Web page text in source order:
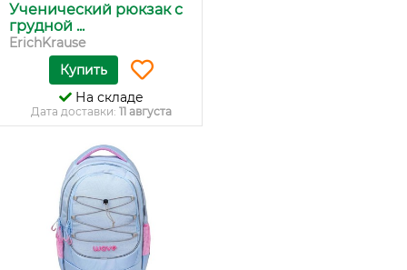
Ученический рюкзак с
грудной ...
ErichKrause
Купить
На складе
Дата доставки: 11 августа